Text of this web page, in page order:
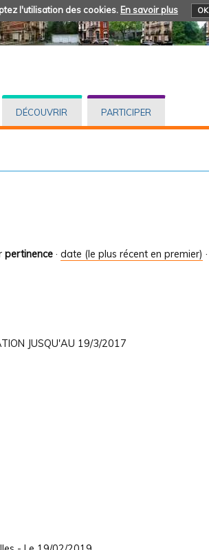
l'utilisation des cookies. En savoir plus OK
DÉCOUVRIR PARTICIPER
pertinence · date (le plus récent en premier) ·
JUSQU'AU 19/3/2017